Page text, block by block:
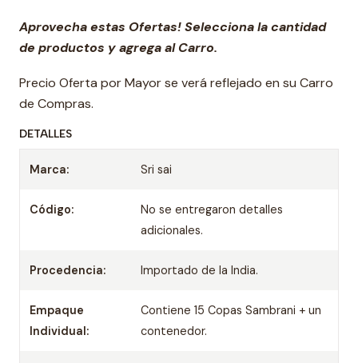
Aprovecha estas Ofertas! Selecciona la cantidad
de productos y agrega al Carro.
Precio Oferta por Mayor se verá reflejado en su Carro
de Compras.
DETALLES
Marca: Sri sai
Código:
No se entregaron detalles
adicionales.
Procedencia: Importado de la India.
Empaque
Individual:
Contiene 15 Copas Sambrani + un
contenedor.